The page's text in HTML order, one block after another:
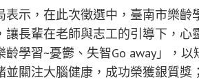
表示，在此次徵選中，臺南市樂
讓長輩在老師與志工的引導下，
齡學習~憂鬱、失智Go away」，
並關注大腦健康，成功榮獲銀質